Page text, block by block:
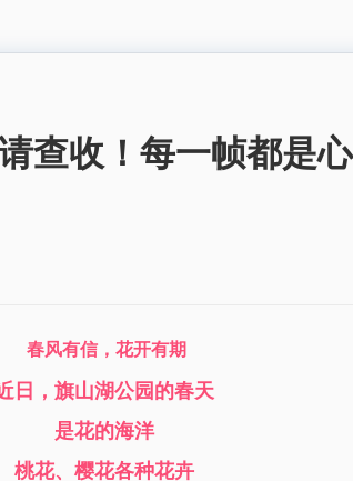
查收！每一帧都是
春风有信，花开有期
日，旗山湖公园的春天
是花的海洋
桃花、樱花各种花卉